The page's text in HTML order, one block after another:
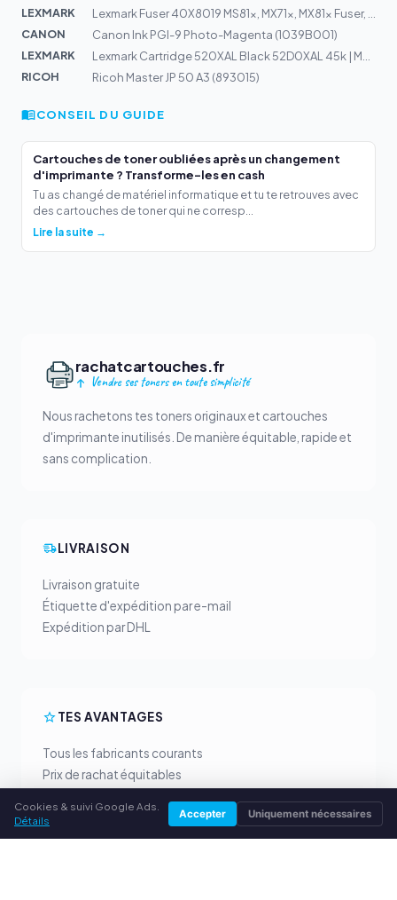
LEXMARK
CANON
Canon Ink PGI-9 Photo-Magenta (1039B001)
LEXMARK
RICOH
Ricoh Master JP 50 A3 (893015)
CONSEIL DU GUIDE
Cartouches de toner oubliées après un changement
d'imprimante ? Transforme-les en cash
Tu as changé de matériel informatique et tu te retrouves avec
des cartouches de toner qui ne corresp...
Lire la suite →
rachatcartouches.fr
Vendre ses toners en toute simplicité
Nous rachetons tes toners originaux et cartouches
d'imprimante inutilisés. De manière équitable, rapide et
sans complication.
LIVRAISON
Livraison gratuite
Étiquette d'expédition par e-mail
Expédition par DHL
TES AVANTAGES
Tous les fabricants courants
Prix de rachat équitables
Conseil personnalisé
Cookies & suivi Google Ads.
Détails
Accepter Uniquement nécessaires